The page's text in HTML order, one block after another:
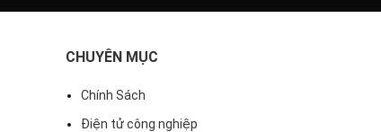
CHUYÊN MỤC
Chính Sách
Điện tử công nghiệp